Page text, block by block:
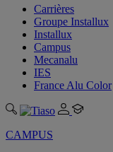
Carrières
Groupe Installux
Installux
Campus
Mecanalu
IES
France Alu Color
CAMPUS